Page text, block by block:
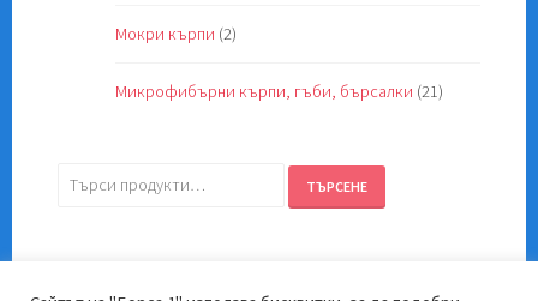
Мокри кърпи (2)
Микрофибърни кърпи, гъби, бърсалки (21)
Търсене
ТЪРСЕНЕ